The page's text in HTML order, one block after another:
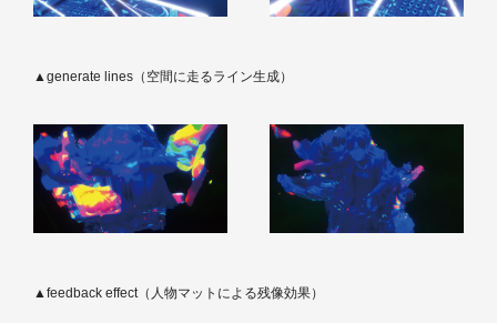
▲generate lines（空間に走るライン生成）
▲feedback effect（人物マットによる残像効果）